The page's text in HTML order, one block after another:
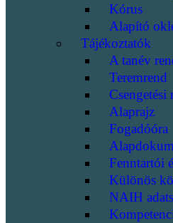
Kórus
Alapító
Tájékoztatók
A tanév
Teremrend
Csengetési
Alaprajz
Fogadóóra
Fenntartói
Különös
NAIH